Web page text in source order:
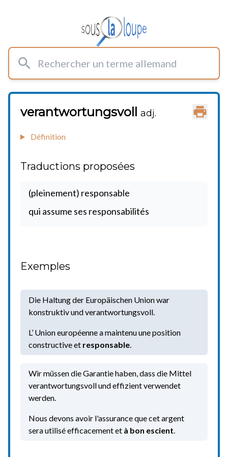
Rechercher un terme allemand
verantwortungsvoll adj.
Définition
Traductions proposées
(pleinement) responsable
qui assume ses responsabilités
Exemples
Die Haltung der Europäischen Union war
konstruktiv und verantwortungsvoll.
L’ Union européenne a maintenu une position
constructive et responsable.
Wir müssen die Garantie haben, dass die Mittel
verantwortungsvoll und effizient verwendet
werden.
Nous devons avoir l'assurance que cet argent
sera utilisé efficacement et à bon escient.